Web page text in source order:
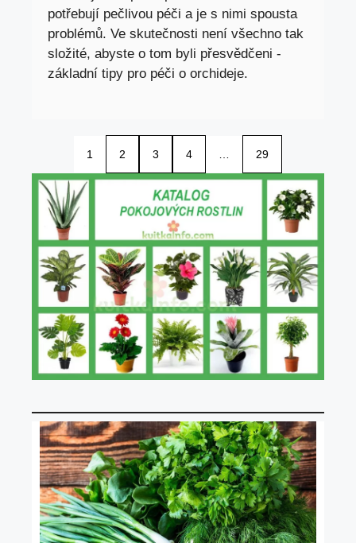
potřebují pečlivou péči a je s nimi spousta
problémů. Ve skutečnosti není všechno tak
složité, abyste o tom byli přesvědčeni -
základní tipy pro péči o orchideje.
1 2 3 4 29